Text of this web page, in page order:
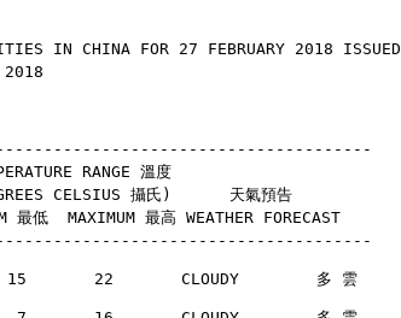
IN CHINA FOR 27 FEBRUARY 2018 ISSUED
RANGE 溫度
CELSIUS 攝氏)      天氣預告
MAXIMUM 最高 WEATHER FORECAST
15       22       CLOUDY        多 雲